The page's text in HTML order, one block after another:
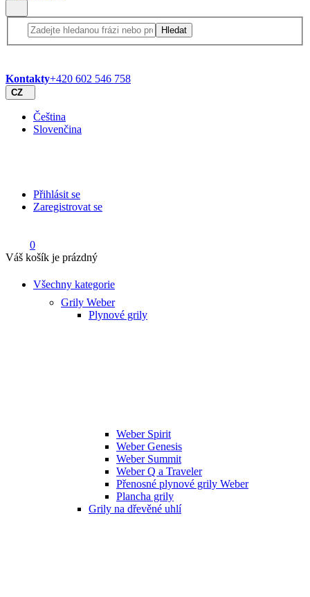
Hledat
Kontakty+420 602 546 758
CZ
Čeština
Slovenčina
Přihlásit se
Zaregistrovat se
0
Váš košík je prázdný
Všechny kategorie
Grily Weber
Plynové grily
Weber Spirit
Weber Genesis
Weber Summit
Weber Q a Traveler
Přenosné plynové grily Weber
Plancha grily
Grily na dřevěné uhlí